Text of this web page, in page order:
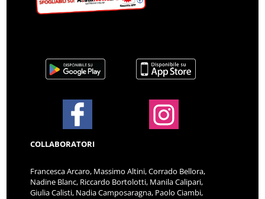
COLLABORATORI
Francesca Arcaro, Massimo Altini, Corrado Bellora,
Nadine Blanc, Riccardo Bortolotti, Manila Calipari,
Giulia Calisti, Nadia Camposaragna, Paolo Ciambi,